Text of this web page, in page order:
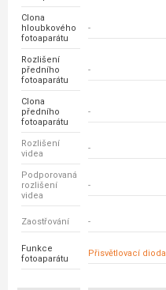
Clona
hloubkového
fotoaparátu
-
Rozlišení
předního
fotoaparátu
-
Clona
předního
fotoaparátu
-
Rozlišení
videa
-
Podporovaná
rozlišení
videa
-
Zaostřování -
Funkce
fotoaparátu
Přisvětlovací dioda